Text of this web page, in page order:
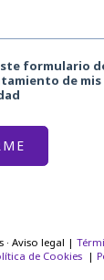
formulario
de
· Aviso legal |
de Cookies|